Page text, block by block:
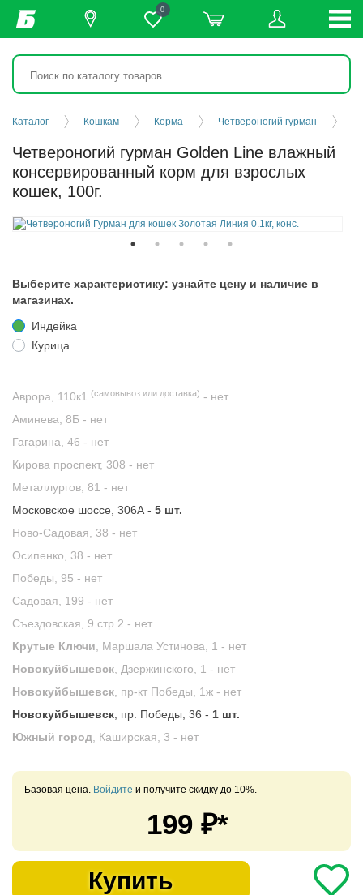
0
Каталог Кошкам Корма Четвероногий гурман
Четвероногий гурман Golden Line влажный
консервированный корм для взрослых
кошек, 100г.
Выберите характеристику: узнайте цену и наличие в
магазинах.
Индейка
Курица
Аврора, 110к1 (самовывоз или доставка) - нет
Аминева, 8Б - нет
Гагарина, 46 - нет
Кирова проспект, 308 - нет
Металлургов, 81 - нет
Московское шоссе, 306А - 5 шт.
Ново-Садовая, 38 - нет
Осипенко, 38 - нет
Победы, 95 - нет
Садовая, 199 - нет
Съездовская, 9 стр.2 - нет
Крутые Ключи , Маршала Устинова, 1 - нет
Новокуйбышевск , Дзержинского, 1 - нет
Новокуйбышевск , пр-кт Победы, 1ж - нет
Новокуйбышевск , пр. Победы, 36 - 1 шт.
Южный город , Каширская, 3 - нет
Базовая цена. Войдите и получите скидку до 10%.
199 ₽*
Купить